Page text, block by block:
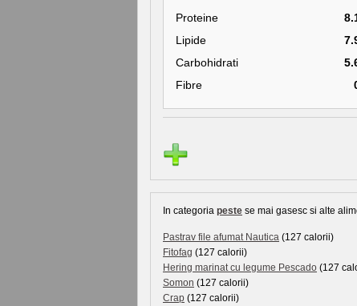
Proteine
Lipide
Carbohidrati
Fibre
In categoria peste se mai gasesc si alte
Pastrav file afumat Nautica (127 calorii)
Fitofag (127 calorii)
Hering marinat cu legume Pescado (127
Somon (127 calorii)
Crap (127 calorii)